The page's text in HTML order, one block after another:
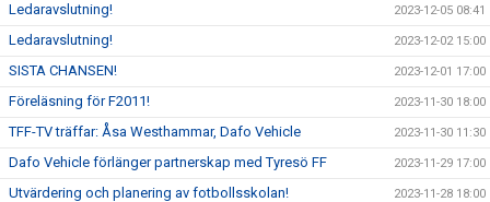
Ledaravslutning! 2023-12-05 08:41
Ledaravslutning! 2023-12-02 15:00
SISTA CHANSEN! 2023-12-01 17:00
Föreläsning för F2011! 2023-11-30 18:00
TFF-TV träffar: Åsa Westhammar, Dafo Vehicle 2023-11-30 11:30
Dafo Vehicle förlänger partnerskap med Tyresö FF 2023-11-29 17:00
Utvärdering och planering av fotbollsskolan! 2023-11-28 18:00